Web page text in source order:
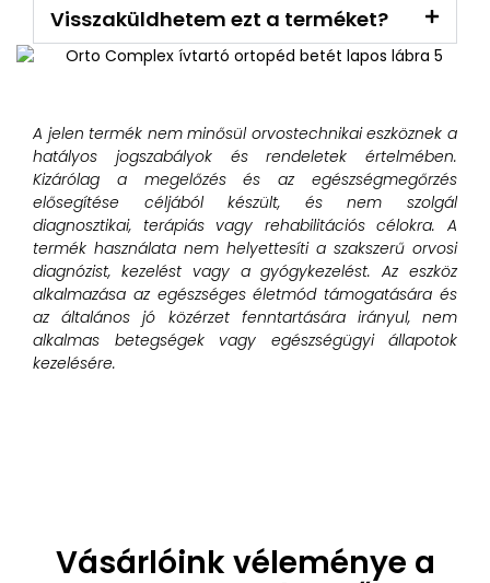
Visszaküldhetem ezt a terméket?
A jelen termék nem minősül orvostechnikai eszköznek a
hatályos jogszabályok és rendeletek értelmében.
Kizárólag a megelőzés és az egészségmegőrzés
elősegítése céljából készült, és nem szolgál
diagnosztikai, terápiás vagy rehabilitációs célokra. A
termék használata nem helyettesíti a szakszerű orvosi
diagnózist, kezelést vagy a gyógykezelést. Az eszköz
alkalmazása az egészséges életmód támogatására és
az általános jó közérzet fenntartására irányul, nem
alkalmas betegségek vagy egészségügyi állapotok
kezelésére.
Vásárlóink véleménye a